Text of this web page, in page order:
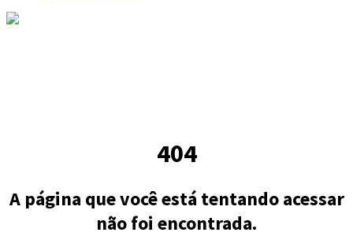
404
A página que você está tentando acessar
não foi encontrada.